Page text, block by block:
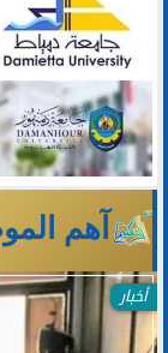
آهم
أخبار